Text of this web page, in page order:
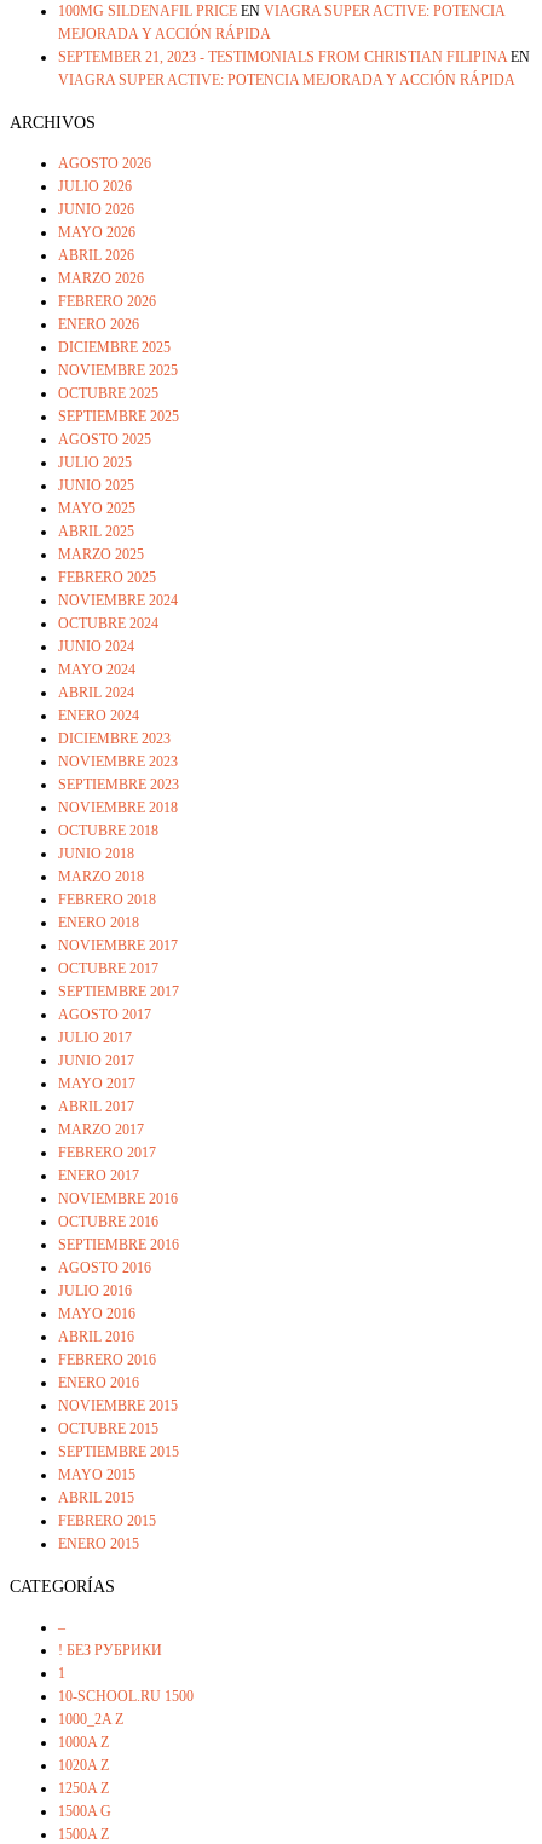
100MG SILDENAFIL PRICE EN VIAGRA SUPER ACTIVE: POTENCIA
MEJORADA Y ACCIÓN RÁPIDA
SEPTEMBER 21, 2023 - TESTIMONIALS FROM CHRISTIAN FILIPINAEN
VIAGRA SUPER ACTIVE: POTENCIA MEJORADA Y ACCIÓN RÁPIDA
ARCHIVOS
AGOSTO 2026
JULIO 2026
JUNIO 2026
MAYO 2026
ABRIL 2026
MARZO 2026
FEBRERO 2026
ENERO 2026
DICIEMBRE 2025
NOVIEMBRE 2025
OCTUBRE 2025
SEPTIEMBRE 2025
AGOSTO 2025
JULIO 2025
JUNIO 2025
MAYO 2025
ABRIL 2025
MARZO 2025
FEBRERO 2025
NOVIEMBRE 2024
OCTUBRE 2024
JUNIO 2024
MAYO 2024
ABRIL 2024
ENERO 2024
DICIEMBRE 2023
NOVIEMBRE 2023
SEPTIEMBRE 2023
NOVIEMBRE 2018
OCTUBRE 2018
JUNIO 2018
MARZO 2018
FEBRERO 2018
ENERO 2018
NOVIEMBRE 2017
OCTUBRE 2017
SEPTIEMBRE 2017
AGOSTO 2017
JULIO 2017
JUNIO 2017
MAYO 2017
ABRIL 2017
MARZO 2017
FEBRERO 2017
ENERO 2017
NOVIEMBRE 2016
OCTUBRE 2016
SEPTIEMBRE 2016
AGOSTO 2016
JULIO 2016
MAYO 2016
ABRIL 2016
FEBRERO 2016
ENERO 2016
NOVIEMBRE 2015
OCTUBRE 2015
SEPTIEMBRE 2015
MAYO 2015
ABRIL 2015
FEBRERO 2015
ENERO 2015
CATEGORÍAS
–
! БЕЗ РУБРИКИ
1
10-SCHOOL.RU 1500
1000_2A Z
1000A Z
1020A Z
1250A Z
1500A G
1500A Z